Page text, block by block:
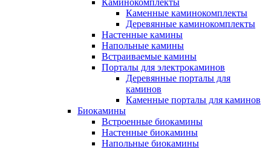
Каменные каминокомплекты
Деревянные каминокомплекты
Настенные камины
Напольные камины
Встраиваемые камины
Порталы для электрокаминов
Деревянные порталы для
каминов
Каменные порталы для каминов
Биокамины
Встроенные биокамины
Настенные биокамины
Напольные биокамины